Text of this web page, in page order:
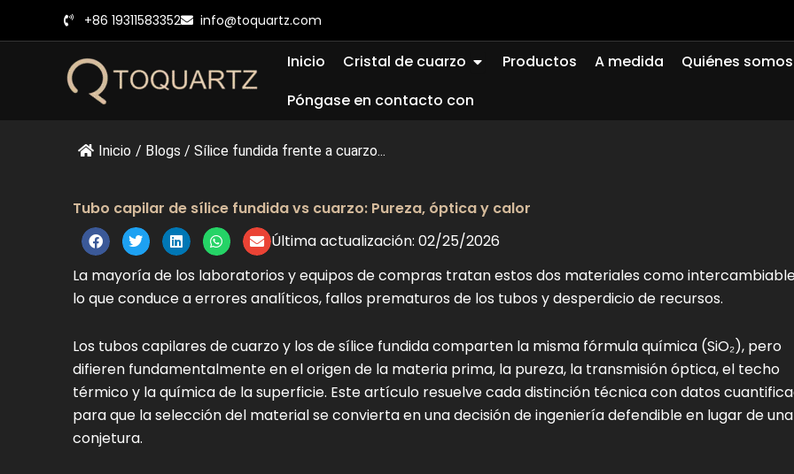
+86 19311583352 info@toquartz.com
Inicio Cristal de cuarzo Abierto Quartz Glass
Productos A medida Quiénes somos
Póngase en contacto con
Inicio / Blogs / Sílice fundida frente a cuarzo...
Tubo capilar de sílice fundida vs cuarzo: Pureza, óptica y calor
Última actualización: 02/25/2026
La mayoría de los laboratorios y equipos de compras tratan estos dos materiales como
lo que conduce a errores analíticos, fallos prematuros de los tubos y desperdicio de recursos.
Los tubos capilares de cuarzo y los de sílice fundida comparten la misma fórmula química (SiO₂), pero
difieren fundamentalmente en el origen de la materia prima, la pureza, la transmisión óptica, el techo
térmico y la química de la superficie. Este artículo resuelve cada distinción técnica con datos
para que la selección del material se convierta en una decisión de ingeniería defendible en lugar de una
conjetura.